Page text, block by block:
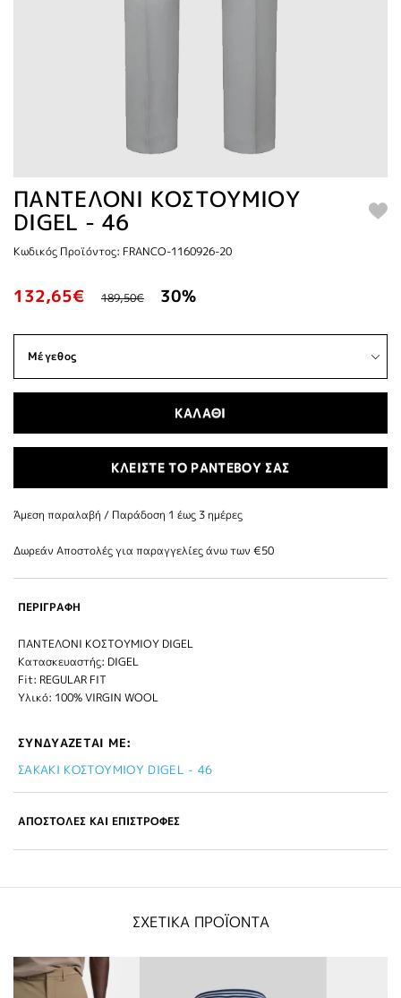
ΠΑΝΤΕΛΟΝΙ ΚΟΣΤΟΥΜΙΟΥ
DIGEL - 46
Κωδικός Προϊόντος: FRANCO-1160926-20
132,65€ 189,50€ 30%
ΚΑΛΑΘΙ
ΚΛΕΙΣΤΕ ΤΟ ΡΑΝΤΕΒΟΥ ΣΑΣ
Άμεση παραλαβή / Παράδoση 1 έως 3 ημέρες
Δωρεάν Αποστολές για παραγγελίες άνω των €50
ΠΕΡΙΓΡΑΦΗ
ΠΑΝΤΕΛΟΝΙ ΚΟΣΤΟΥΜΙΟΥ DIGEL
Κατασκευαστής: DIGEL
Fit: REGULAR FIT
Υλικό: 100% VIRGIN WOOL
ΣΥΝΔΥΑΖΕΤΑΙ ΜΕ:
ΣΑΚΑΚΙ ΚΟΣΤΟΥΜΙΟΥ DIGEL - 46
ΑΠΟΣΤΟΛΕΣ ΚΑΙ ΕΠΙΣΤΡΟΦΕΣ
ΣΧΕΤΙΚΑ ΠΡΟΪΟΝΤΑ